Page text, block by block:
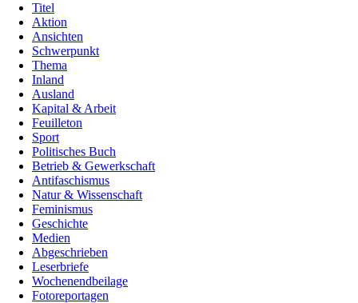
Titel
Aktion
Ansichten
Schwerpunkt
Thema
Inland
Ausland
Kapital & Arbeit
Feuilleton
Sport
Politisches Buch
Betrieb & Gewerkschaft
Antifaschismus
Natur & Wissenschaft
Feminismus
Geschichte
Medien
Abgeschrieben
Leserbriefe
Wochenendbeilage
Fotoreportagen